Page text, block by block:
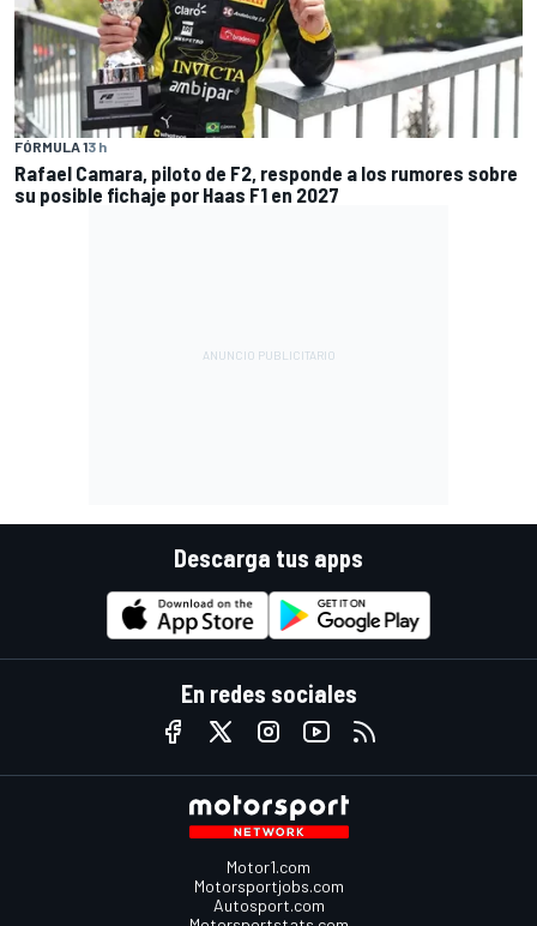
FÓRMULA 13 h
Rafael Camara, piloto de F2, responde a los rumores sobre
su posible fichaje por Haas F1 en 2027
Descarga tus apps
En redes sociales
Motor1.com
Motorsportjobs.com
Autosport.com